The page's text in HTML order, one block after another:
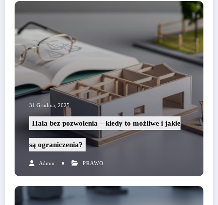
31 Grudnia, 2025
Hala bez pozwolenia – kiedy to możliwe i jakie
są ograniczenia?
Admin PRAWO